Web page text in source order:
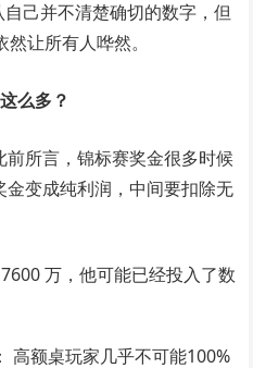
己并不清楚确切的数字，但
让所有人哗然。
么多？
所言，锦标赛奖金很多时候
金变成纯利润，中间要扣除无
万，他可能已经投入了数
： 高额桌玩家几乎不可能100%